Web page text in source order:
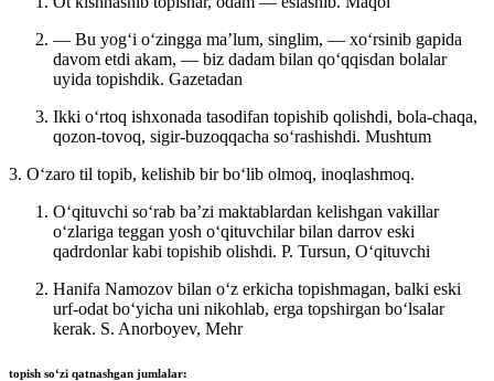
— Bu yogʻi oʻzingga maʼlum, singlim, — xoʻrsinib gapida
davom etdi akam, — biz dadam bilan qoʻqqisdan bolalar
uyida topishdik. Gazetadan
Ikki oʻrtoq ishxonada tasodifan topishib qolishdi, bola-chaqa,
qozon-tovoq, sigir-buzoqqacha soʻrashishdi. Mushtum
3. Oʻzaro til topib, kelishib bir boʻlib olmoq, inoqlashmoq.
Oʻqituvchi soʻrab baʼzi maktablardan kelishgan vakillar
oʻzlariga teggan yosh oʻqituvchilar bilan darrov eski
qadrdonlar kabi topishib olishdi. P. Tursun, Oʻqituvchi
Hanifa Namozov bilan oʻz erkicha topishmagan, balki eski
urf-odat boʻyicha uni nikohlab, erga topshirgan boʻlsalar
kerak. S. Anorboyev, Mehr
topish soʻzi qatnashgan jumlalar: